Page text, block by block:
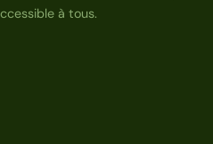
à tous.